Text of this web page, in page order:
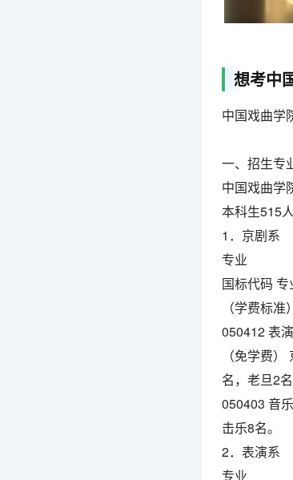
想考中
中国戏曲学
一、招生专
中国戏曲学
本科生515
1．京剧系
专业
国标代码
（学费标
050412 表演
（免学费
名，老旦2
050403 音
击乐8名。
2．表演系
专业